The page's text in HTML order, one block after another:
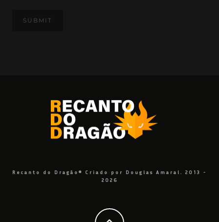
Recanto do Dragão® Criado por Douglas Amaral. 2013 -
2026